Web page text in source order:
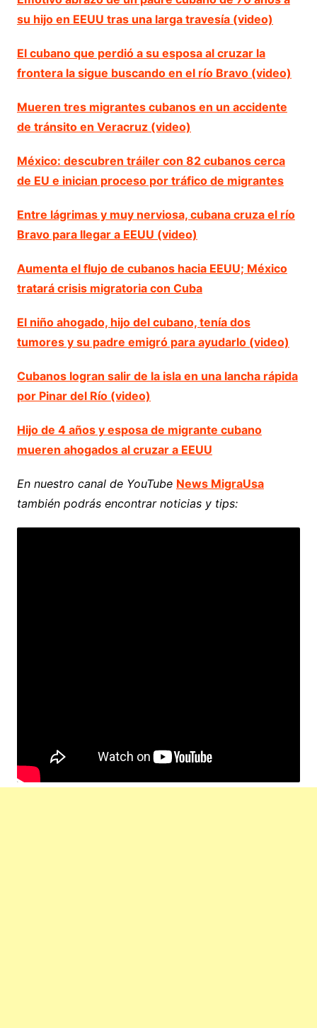
su hijo en EEUU tras una larga travesía (video)
El cubano que perdió a su esposa al cruzar la
frontera la sigue buscando en el río Bravo (video)
Mueren tres migrantes cubanos en un accidente
de tránsito en Veracruz (video)
México: descubren tráiler con 82 cubanos cerca
de EU e inician proceso por tráfico de migrantes
Entre lágrimas y muy nerviosa, cubana cruza el río
Bravo para llegar a EEUU (video)
Aumenta el flujo de cubanos hacia EEUU; México
tratará crisis migratoria con Cuba
El niño ahogado, hijo del cubano, tenía dos
tumores y su padre emigró para ayudarlo (video)
Cubanos logran salir de la isla en una lancha rápida
por Pinar del Río (video)
Hijo de 4 años y esposa de migrante cubano
mueren ahogados al cruzar a EEUU
En nuestro canal de YouTube News MigraUsa
también podrás encontrar noticias y tips: